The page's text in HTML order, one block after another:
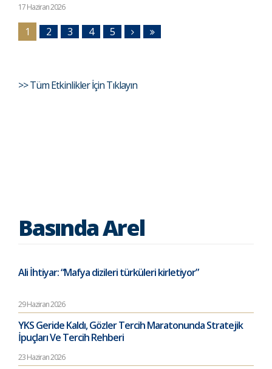
17 Haziran 2026
1 2 3 4 5
>> Tüm Etkinlikler İçin Tıklayın
Basında Arel
Ali İhtiyar: “Mafya dizileri türküleri kirletiyor”
29 Haziran 2026
YKS Geride Kaldı, Gözler Tercih Maratonunda Stratejik
İpuçları Ve Tercih Rehberi
23 Haziran 2026